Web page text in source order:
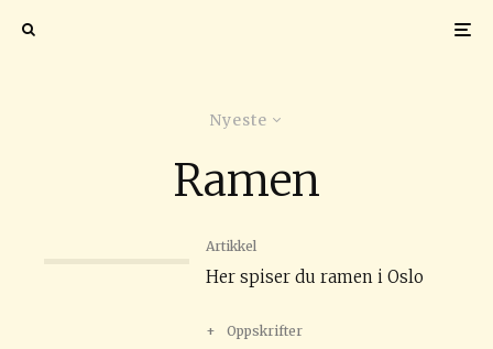
Nyeste
Ramen
Artikkel
Her spiser du ramen i Oslo
+ Oppskrifter